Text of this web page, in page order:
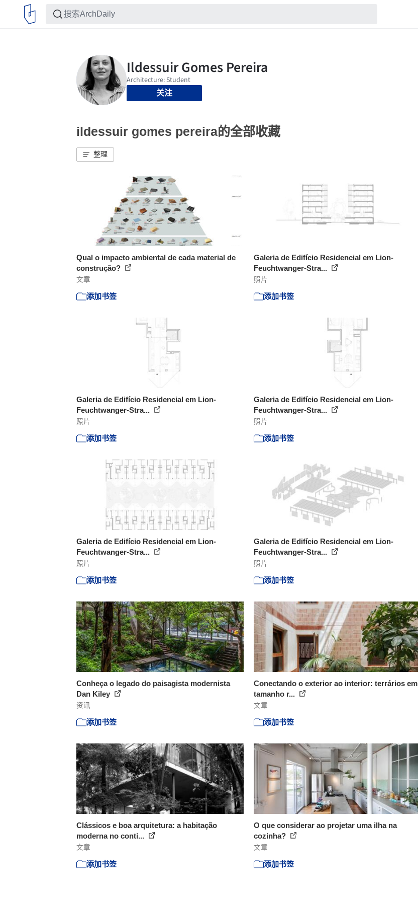
关注
ildessuir gomes pereira的全部收藏
整理
Qual o impacto ambiental de cada material de
construção?
文章
添加书签
Galeria de Edifício Residencial em Lion-
Feuchtwanger-Stra...
照片
添加书签
Galeria de Edifício Residencial em Lion-
Feuchtwanger-Stra...
照片
添加书签
Galeria de Edifício Residencial em Lion-
Feuchtwanger-Stra...
照片
添加书签
Galeria de Edifício Residencial em Lion-
Feuchtwanger-Stra...
照片
添加书签
Galeria de Edifício Residencial em Lion-
Feuchtwanger-Stra...
照片
添加书签
Conheça o legado do paisagista modernista
Dan Kiley
资讯
添加书签
Conectando o exterior ao interior: terrários em
tamanho r...
文章
添加书签
Clássicos e boa arquitetura: a habitação
moderna no conti...
文章
添加书签
O que considerar ao projetar uma ilha na
cozinha?
文章
添加书签